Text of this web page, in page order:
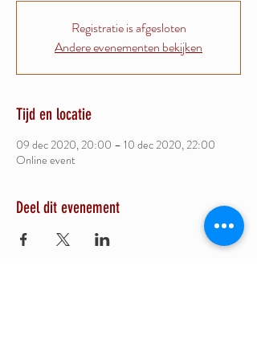
Registratie is afgesloten
Andere evenementen bekijken
Tijd en locatie
09 dec 2020, 20:00 – 10 dec 2020, 22:00
Online event
Deel dit evenement